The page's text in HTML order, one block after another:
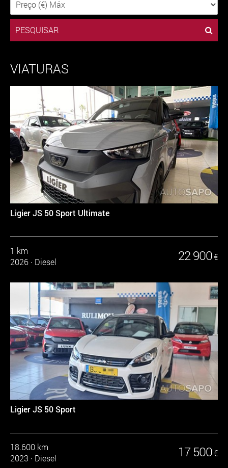
PESQUISAR
VIATURAS
Ligier JS 50 Sport Ultimate
1 km
2026 · Diesel 22 900 €
Ligier JS 50 Sport
18.600 km
2023 · Diesel 17 500 €